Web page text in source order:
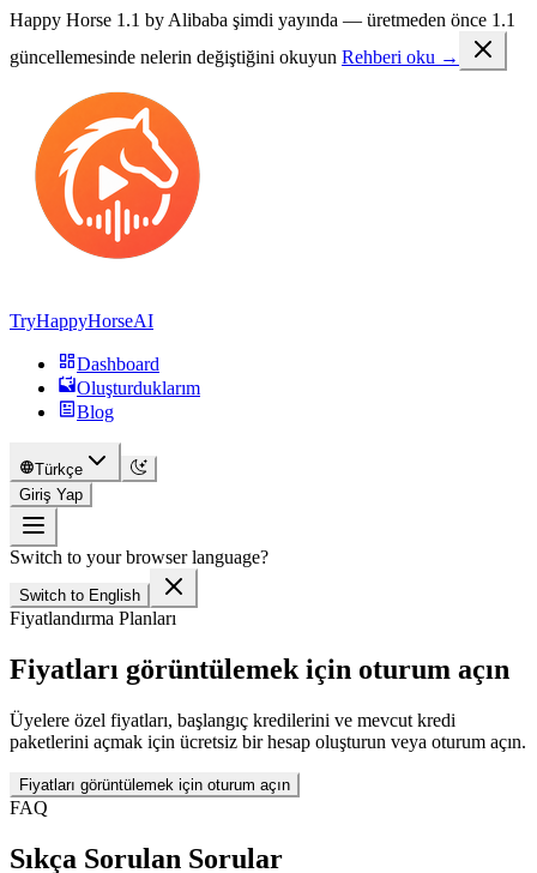
Happy Horse 1.1 by Alibaba şimdi yayında — üretmeden önce 1.1
güncellemesinde nelerin değiştiğini okuyun Rehberi oku →
TryHappyHorseAI
Dashboard
Oluşturduklarım
Blog
Türkçe
Giriş Yap
Switch to your browser language?
Switch to English
Fiyatlandırma Planları
Fiyatları görüntülemek için oturum açın
Üyelere özel fiyatları, başlangıç kredilerini ve mevcut kredi
paketlerini açmak için ücretsiz bir hesap oluşturun veya oturum açın.
Fiyatları görüntülemek için oturum açın
FAQ
Sıkça Sorulan Sorular